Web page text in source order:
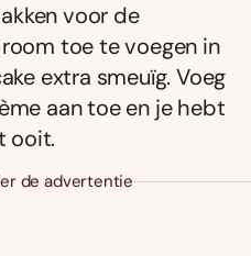
voor de
toe te voegen in
extra smeuïg. Voeg
aan toe en je hebt
ooit.
de advertentie